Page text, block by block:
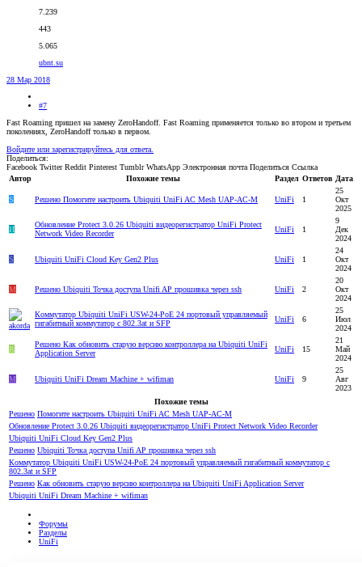
7.239
443
5.065
ubnt.su
28 Мар 2018
#7
Fast Roaming пришел на замену ZeroHandoff. Fast Roaming применяется только во втором и третьем
поколениях, ZeroHandoff только в первом.
Войдите или зарегистрируйтесь для ответа.
Поделиться:
Facebook Twitter Reddit Pinterest Tumblr WhatsApp Электронная почта Поделиться Ссылка
Автор
Похожие темы Раздел Ответов Дата
S Решено Помогите настроить Ubiquiti UniFi AC Mesh UAP-AC-M UniFi 1
25
Окт
2025
И
Обновление Protect 3.0.26 Ubiquiti видеорегистратор UniFi Protect
Network Video Recorder
UniFi 1
9
Дек
2024
S Ubiquiti UniFi Cloud Key Gen2 Plus UniFi 1
24
Окт
2024
M Решено Ubiquiti Точка доступа Unifi AP прошивка через ssh UniFi 2
20
Окт
2024
Коммутатор Ubiquiti UniFi USW-24-PoE 24 портовый управляемый
гигабитный коммутатор с 802.3at и SFP
UniFi 6
25
Июл
2024
R
Решено Как обновить старую версию контроллера на Ubiquiti UniFi
Application Server
UniFi 15
21
Май
2024
M Ubiquiti UniFi Dream Machine + wifiman UniFi 9
25
Авг
2023
Похожие темы
Решено Помогите настроить Ubiquiti UniFi AC Mesh UAP-AC-M
Обновление Protect 3.0.26 Ubiquiti видеорегистратор UniFi Protect Network Video Recorder
Ubiquiti UniFi Cloud Key Gen2 Plus
Решено Ubiquiti Точка доступа Unifi AP прошивка через ssh
Коммутатор Ubiquiti UniFi USW-24-PoE 24 портовый управляемый гигабитный коммутатор с
802.3at и SFP
Решено Как обновить старую версию контроллера на Ubiquiti UniFi Application Server
Ubiquiti UniFi Dream Machine + wifiman
Форумы
Разделы
UniFi